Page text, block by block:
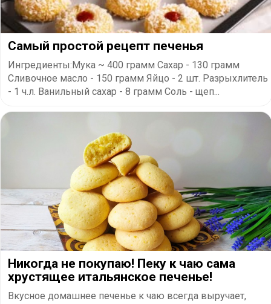
Самый простой рецепт печенья
Ингредиенты:Мука ~ 400 грамм Сахар - 130 грамм
Сливочное масло - 150 грамм Яйцо - 2 шт. Разрыхлитель
- 1 ч.л. Ванильный сахар - 8 грамм Соль - щеп...
Никогда не покупаю! Пеку к чаю сама
хрустящее итальянское печенье!
Вкусное домашнее печенье к чаю всегда выручает,